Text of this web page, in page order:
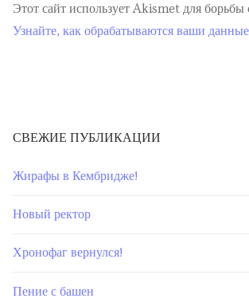
Этот сайт использует Akismet для борьбы
Узнайте, как обрабатываются ваши
СВЕЖИЕ ПУБЛИКАЦИИ
Жирафы в Кембридже!
Новый ректор
Хронофаг вернулся!
Пение с башен